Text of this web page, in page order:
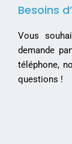
Besoins
Vous
demande
téléphone,
questions !